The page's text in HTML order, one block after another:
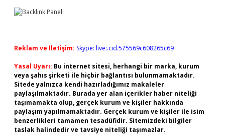
Reklam ve İletişim: Skype: live:.cid.575569c608265c69
Yasal Uyarı: Bu internet sitesi, herhangi bir marka, kurum
veya şahıs şirketi ile hiçbir bağlantısı bulunmamaktadır.
Sitede yalnızca kendi hazırladığımız makaleler
paylaşılmaktadır. Burada yer alan içerikler haber niteliği
taşımamakta olup, gerçek kurum ve kişiler hakkında
paylaşım yapılmamaktadır. Gerçek kurum ve kişiler ile isim
benzerlikleri tamamen tesadüfidir. Sitemizdeki bilgiler
taslak halindedir ve tavsiye niteliği taşımazlar.